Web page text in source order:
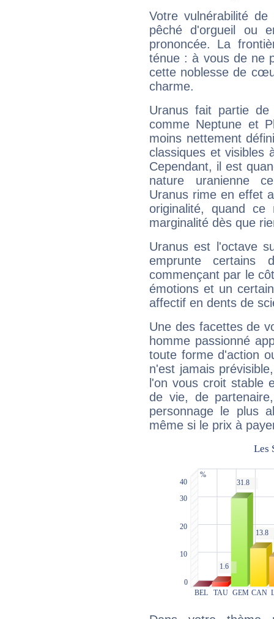
Votre vulnérabilité
pêché d'orgueil ou
prononcée. La
ténue : à vous de ne
cette noblesse de
charme.
Uranus fait partie
comme Neptune et
moins nettement
classiques et visibles
Cependant, il est
nature uranienne
Uranus rime en effet
originalité, quand ce
marginalité dès que
Uranus est l'octave
emprunte
commençant par le
émotions et un
affectif en dents de
Une des facettes de
homme passionné
toute forme d'action
n'est jamais
l'on vous croit stable
de vie, de
personnage le plus
même si le prix à